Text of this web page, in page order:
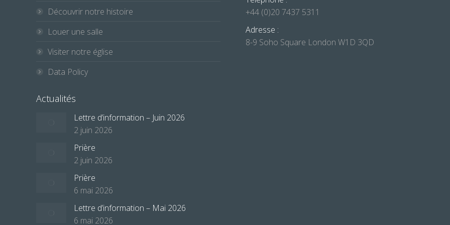
Découvrir notre histoire
Louer une salle
Visiter notre église
Data Policy
+44 (0)20 7437 5311
Adresse :
8-9 Soho Square London W1D 3QD
Actualités
Lettre d’information – Juin 2026
2 juin 2026
Prière
2 juin 2026
Prière
6 mai 2026
Lettre d’information – Mai 2026
6 mai 2026